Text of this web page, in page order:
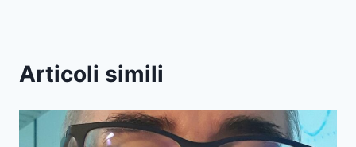
Articoli simili